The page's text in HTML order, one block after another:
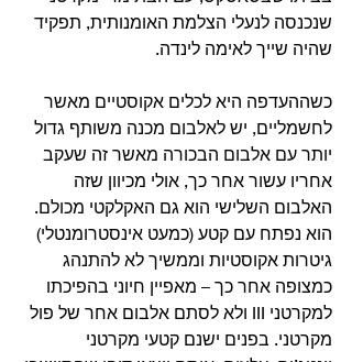
שנכנסה לנעלי הצלמת האומנותית, תפקיד
שהיה שייך לאימה לינדה.
כשההעדפה היא לכלים אקוסטיים מאשר
לחשמליים, יש לאלבום מכנה משותף גדול
יותר עם אלבום הבכורה מאשר זה שעקב
אחריו עשור אחר כך, אולי מכיוון שזה
האלבום השלישי הוא גם האקלקטי מכולם.
הוא נפתח עם קטע (כמעט אינסטרומנטלי)
גיטרות אקוסטיות וממשיך לא להתנהג
כמצופה אחר כך – מאפיין חיוני בהפיכתו
למקרטני III ולא לסתם אלבום אחר של פול
מקרטני. בפנים ישנם קטעי מקרטני